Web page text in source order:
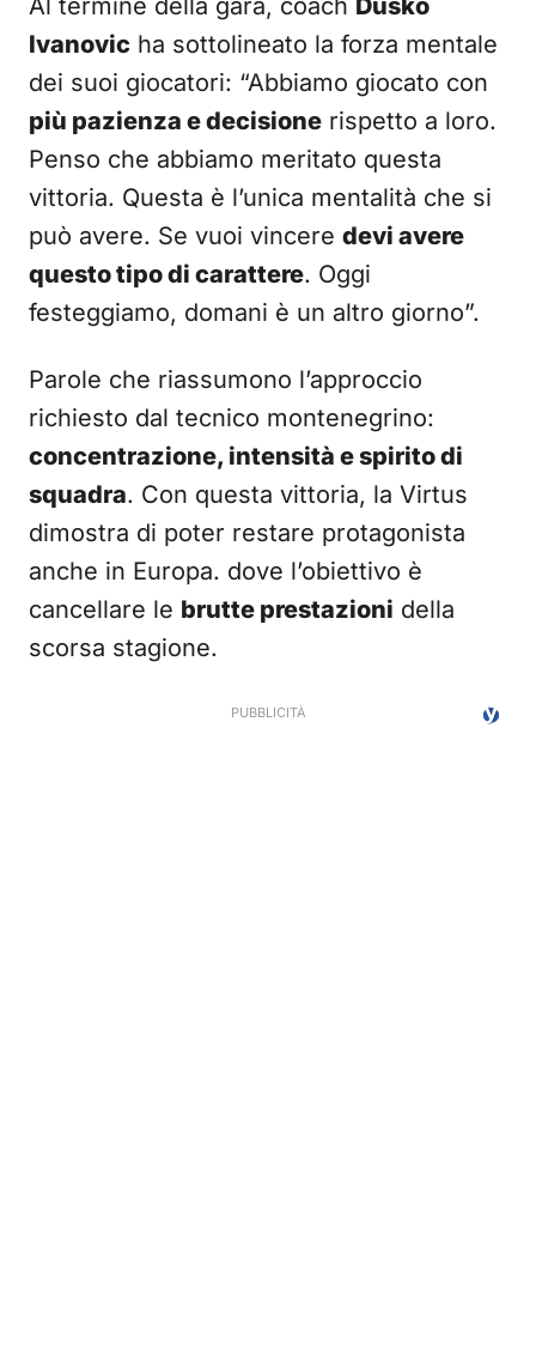
Al termine della gara, coach Dusko
Ivanovic ha sottolineato la forza mentale
dei suoi giocatori: “Abbiamo giocato con
più pazienza e decisione rispetto a loro.
Penso che abbiamo meritato questa
vittoria. Questa è l’unica mentalità che si
può avere. Se vuoi vincere devi avere
questo tipo di carattere. Oggi
festeggiamo, domani è un altro giorno”.
Parole che riassumono l’approccio
richiesto dal tecnico montenegrino:
concentrazione, intensità e spirito di
squadra. Con questa vittoria, la Virtus
dimostra di poter restare protagonista
anche in Europa. dove l’obiettivo è
cancellare le brutte prestazioni della
scorsa stagione.